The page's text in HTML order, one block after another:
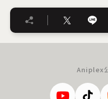
Aniplex